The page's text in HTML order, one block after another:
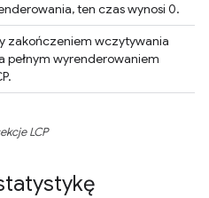
ten czas wynosi 0.
zakończeniem wczytywania
pełnym wyrenderowaniem
LCP